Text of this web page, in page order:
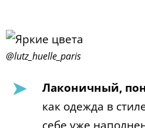
@lutz_huelle_paris
Лаконичный,
как одежда в